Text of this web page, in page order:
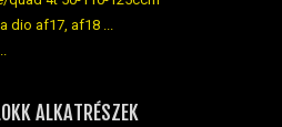
dio af17, af18 ...
ALKATRÉSZEK